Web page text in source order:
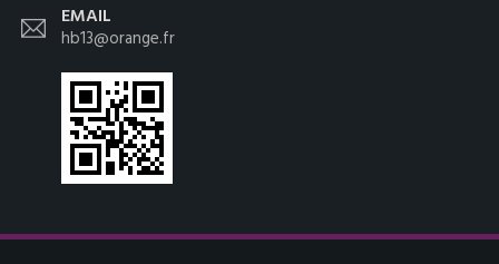
EMAIL
hb13@orange.fr